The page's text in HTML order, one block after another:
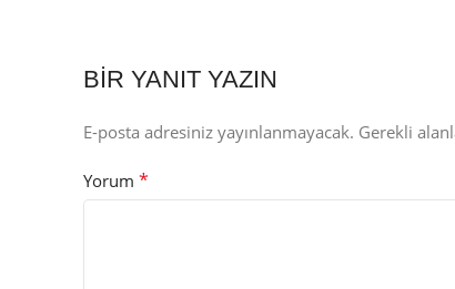
BIR YANIT YAZIN
E-posta adresiniz yayınlanmayacak. Gerekli
Yorum *